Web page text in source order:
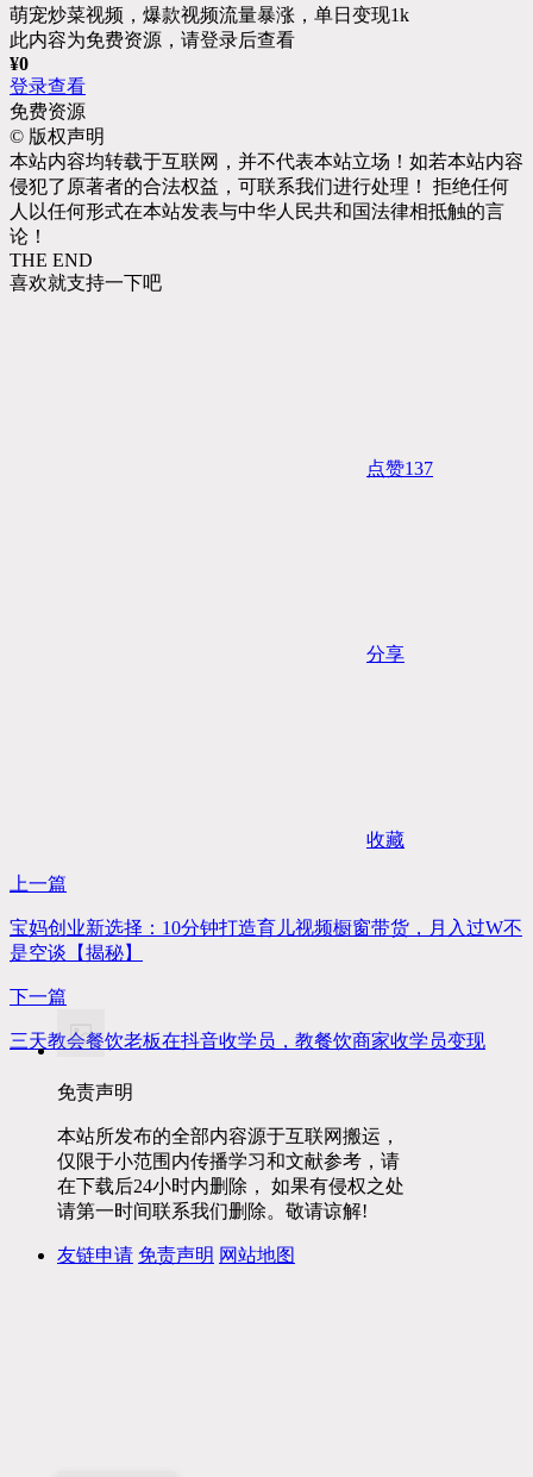
萌宠炒菜视频，爆款视频流量暴涨，单日变现1k
此内容为免费资源，请登录后查看
¥0
登录查看
免费资源
© 版权声明
本站内容均转载于互联网，并不代表本站立场！如若本站内容
侵犯了原著者的合法权益，可联系我们进行处理！ 拒绝任何
人以任何形式在本站发表与中华人民共和国法律相抵触的言
论！
THE END
喜欢就支持一下吧
点赞137
分享
收藏
上一篇
宝妈创业新选择：10分钟打造育儿视频橱窗带货，月入过W不
是空谈【揭秘】
下一篇
三天教会餐饮老板在抖音收学员，教餐饮商家收学员变现
免责声明
本站所发布的全部内容源于互联网搬运，
仅限于小范围内传播学习和文献参考，请
在下载后24小时内删除， 如果有侵权之处
请第一时间联系我们删除。敬请谅解!
友链申请 免责声明 网站地图